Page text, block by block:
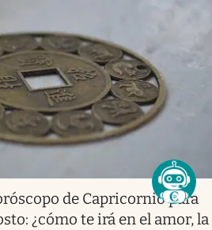
de Capricornio para
¿cómo te irá en el amor, la